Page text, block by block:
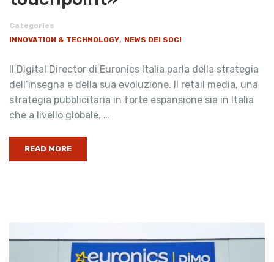
Categories
INNOVATION & TECHNOLOGY, NEWS DEI SOCI
Il Digital Director di Euronics Italia parla della strategia
dell’insegna e della sua evoluzione. Il retail media, una
strategia pubblicitaria in forte espansione sia in Italia
che a livello globale, …
READ MORE